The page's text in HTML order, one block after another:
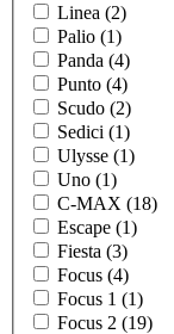
Linea (2)
Palio (1)
Panda (4)
Punto (4)
Scudo (2)
Sedici (1)
Ulysse (1)
Uno (1)
C-MAX (18)
Escape (1)
Fiesta (3)
Focus (4)
Focus 1 (1)
Focus 2 (19)